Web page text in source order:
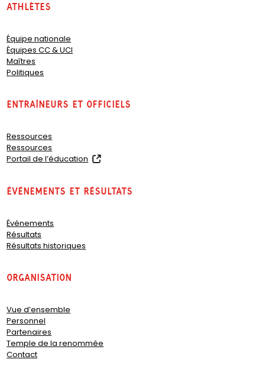
Athlètes
Équipe nationale
Équipes CC & UCI
Maîtres
Politiques
Entraîneurs et officiels
Ressources
Ressources
Portail de l’éducation
e
Événements et résultats
Événements
Résultats
Résultats historiques
organisation
Vue d’ensemble
Personnel
Partenaires
Temple de la renommée
Contact